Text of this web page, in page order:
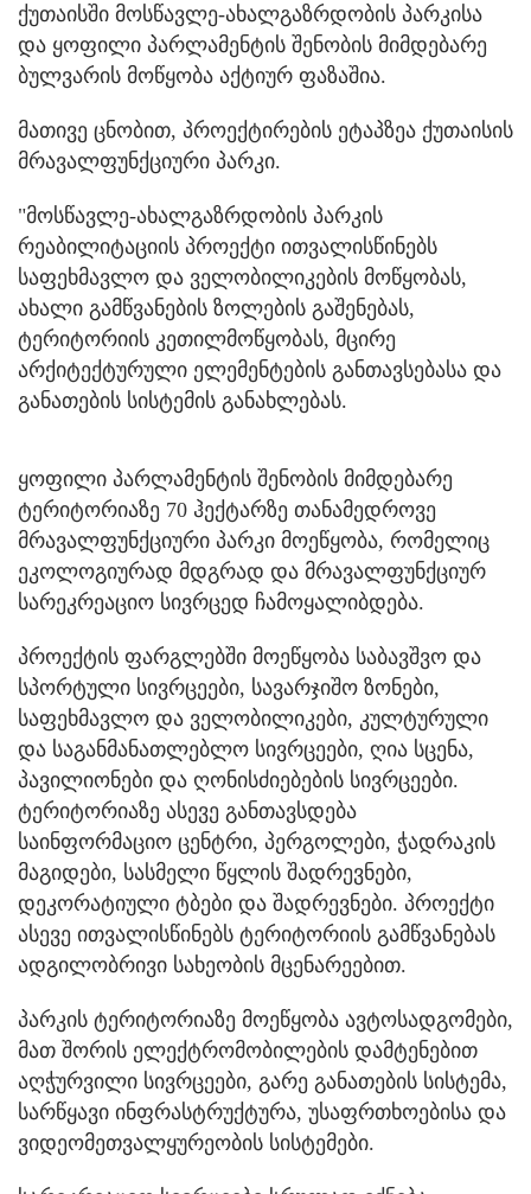
ქუთაისში მოსწავლე-ახალგაზრდობის პარკისა
და ყოფილი პარლამენტის შენობის მიმდებარე
ბულვარის მოწყობა აქტიურ ფაზაშია.
მათივე ცნობით, პროექტირების ეტაპზეა ქუთაისის
მრავალფუნქციური პარკი.
"მოსწავლე-ახალგაზრდობის პარკის
რეაბილიტაციის პროექტი ითვალისწინებს
საფეხმავლო და ველობილიკების მოწყობას,
ახალი გამწვანების ზოლების გაშენებას,
ტერიტორიის კეთილმოწყობას, მცირე
არქიტექტურული ელემენტების განთავსებასა და
განათების სისტემის განახლებას.
ყოფილი პარლამენტის შენობის მიმდებარე
ტერიტორიაზე 70 ჰექტარზე თანამედროვე
მრავალფუნქციური პარკი მოეწყობა, რომელიც
ეკოლოგიურად მდგრად და მრავალფუნქციურ
სარეკრეაციო სივრცედ ჩამოყალიბდება.
პროექტის ფარგლებში მოეწყობა საბავშვო და
სპორტული სივრცეები, სავარჯიშო ზონები,
საფეხმავლო და ველობილიკები, კულტურული
და საგანმანათლებლო სივრცეები, ღია სცენა,
პავილიონები და ღონისძიებების სივრცეები.
ტერიტორიაზე ასევე განთავსდება
საინფორმაციო ცენტრი, პერგოლები, ჭადრაკის
მაგიდები, სასმელი წყლის შადრევნები,
დეკორატიული ტბები და შადრევნები. პროექტი
ასევე ითვალისწინებს ტერიტორიის გამწვანებას
ადგილობრივი სახეობის მცენარეებით.
პარკის ტერიტორიაზე მოეწყობა ავტოსადგომები,
მათ შორის ელექტრომობილების დამტენებით
აღჭურვილი სივრცეები, გარე განათების სისტემა,
სარწყავი ინფრასტრუქტურა, უსაფრთხოებისა და
ვიდეომეთვალყურეობის სისტემები.